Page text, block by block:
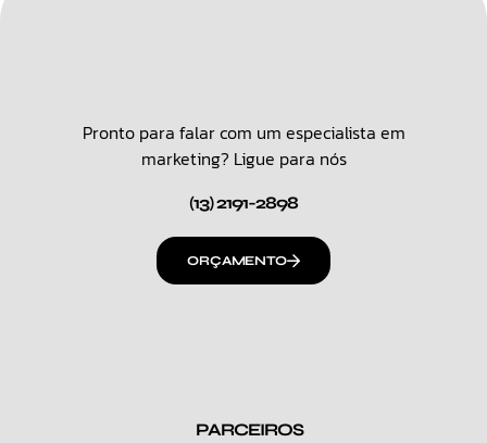
Pronto para falar com um especialista em
marketing? Ligue para nós
(13) 2191-2898
ORÇAMENTO
PARCEIROS